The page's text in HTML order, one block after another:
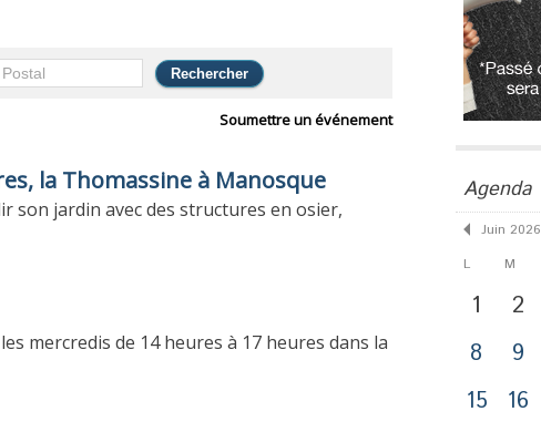
Soumettre un événement
la Thomassine à Manosque
son jardin avec des structures en osier,
mercredis de 14 heures à 17 heures dans la
Agenda
Juin 2026
L
M
1 2
8
9
15
16